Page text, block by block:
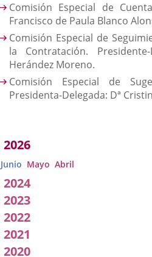
Comisión Especial de
Francisco de Paula Blanco
Comisión Especial de
la Contratación.
Herández Moreno.
Comisión Especial de
Presidenta-Delegada: Dª
2026
Junio Mayo Abril
2024
2023
2022
2021
2020